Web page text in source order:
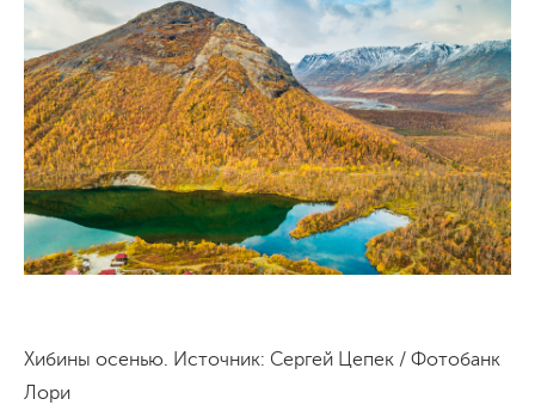
Хибины осенью. Источник: Сергей Цепек / Фотобанк
Лори